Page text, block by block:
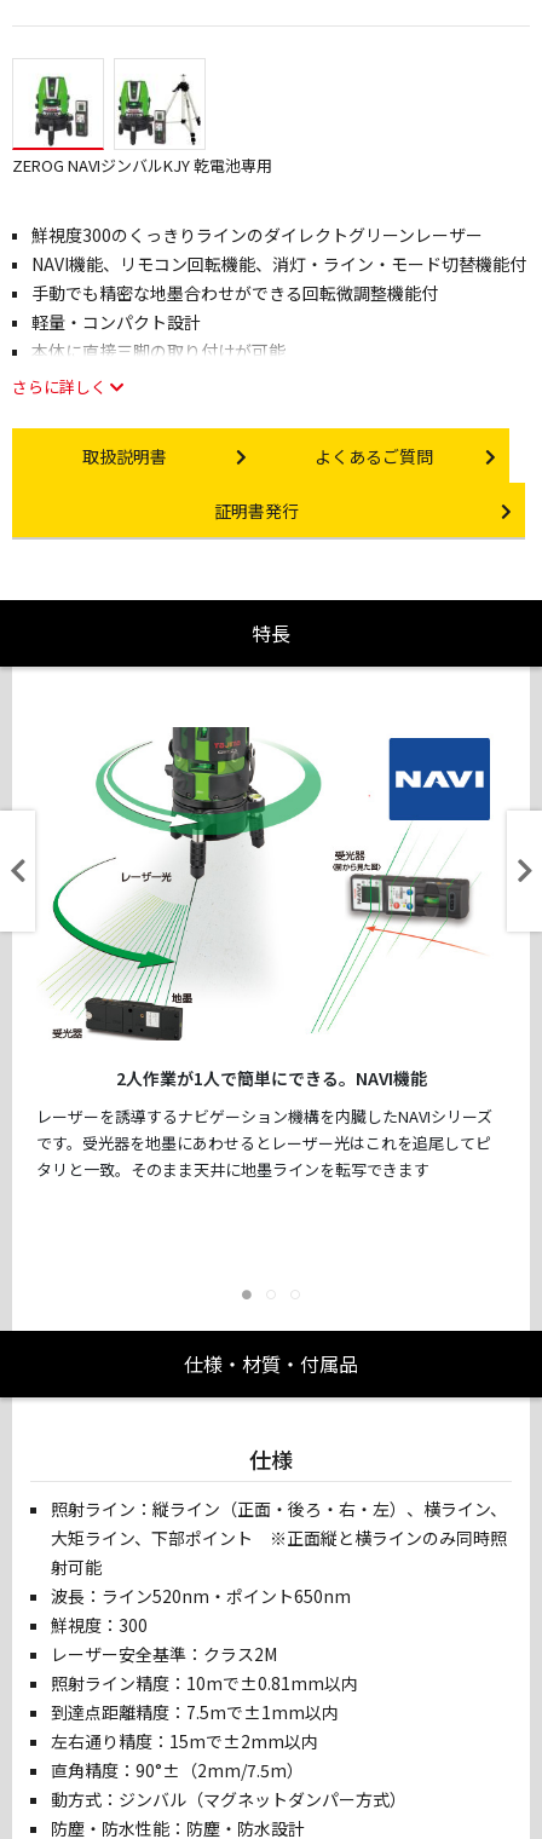
ZEROG NAVIジンバルKJY 乾電池専用
鮮視度300のくっきりラインのダイレクトグリーンレーザー
NAVI機能、リモコン回転機能、消灯・ライン・モード切替機能付
手動でも精密な地墨合わせができる回転微調整機能付
軽量・コンパクト設計
本体に直接三脚の取り付けが可能
さらに詳しく
Instruction manual
取扱説明書 Other link
よくあるご質問
Certificate Issuance
証明書発行
特長
2人作業が1人で簡単にできる。NAVI機能
レーザーを誘導するナビゲーション機構を内臓したNAVIシリーズ
です。受光器を地墨にあわせるとレーザー光はこれを追尾してピ
タリと一致。そのまま天井に地墨ラインを転写できます
仕様・材質・付属品
仕様
照射ライン：縦ライン（正面・後ろ・右・左）、横ライン、
大矩ライン、下部ポイント ※正面縦と横ラインのみ同時照
射可能
波長：ライン520nm・ポイント650nm
鮮視度：300
レーザー安全基準：クラス2M
照射ライン精度：10mで±0.81mm以内
到達点距離精度：7.5mで±1mm以内
左右通り精度：15mで±2mm以内
直角精度：90°±（2mm/7.5m）
動方式：ジンバル（マグネットダンパー方式）
防塵・防水性能：防塵・防水設計